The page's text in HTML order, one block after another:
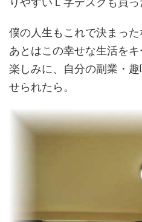
僕の人生もこれで決まった
あとはこの幸せな生活を
楽しみに、自分の副業・
せられたら。